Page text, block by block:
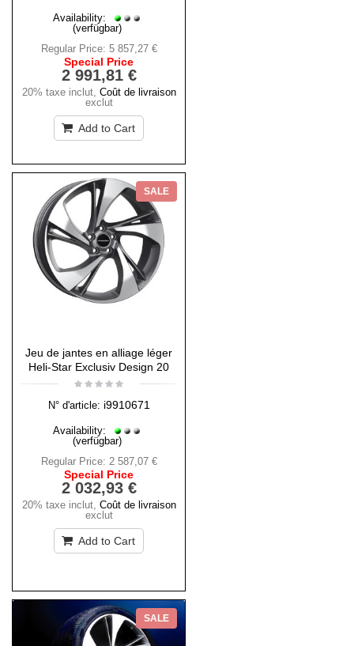
Availability:
(verfügbar)
Regular Price: 5 857,27 €
Special Price
2 991,81 €
20% taxe inclut, Coût de livraison
exclut
Add to Cart
SALE
Jeu de jantes en alliage léger
Heli-Star Exclusiv Design 20
N° d'article: i9910671
Availability:
(verfügbar)
Regular Price: 2 587,07 €
Special Price
2 032,93 €
20% taxe inclut, Coût de livraison
exclut
Add to Cart
SALE